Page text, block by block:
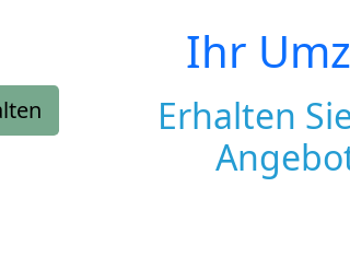
Ihr
Erhalten